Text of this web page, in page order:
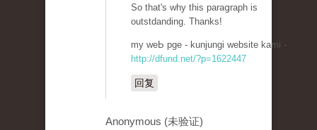
So that's why this paraցraph is
outstdanding. Thanks!
my weЬ pge - kunjungi website kami -
http://dfund.net/?p=1622447
回复
Anonymous (未验证)